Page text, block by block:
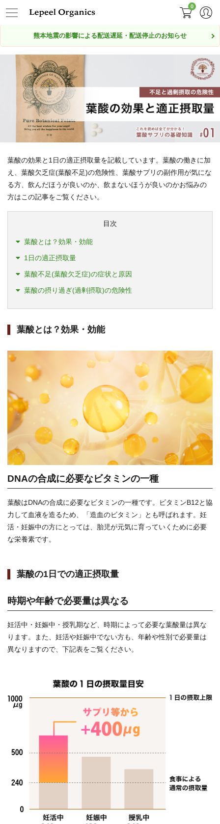
0
熊本地震の影響による配送遅延・配送停止のお知らせ
葉酸の効果と1日の適正摂取量を記載しています。葉酸の働きに加
え、葉酸欠乏症(葉酸不足)の危険性、葉酸サプリの副作用が気にな
る方、飲んだほうが良いのか、飲まないほうが良いのかお悩みの
方はこの記事をご覧ください。
目次
葉酸とは？効果・効能
1日の適正摂取量
葉酸不足(葉酸欠乏症)の症状と原因
葉酸の摂り過ぎ(過剰摂取)の危険性
葉酸とは？効果・効能
DNAの合成に必要なビタミンの一種
葉酸はDNAの合成に必要なビタミンの一種です。ビタミンB12と協
力して血液を造るため、「造血のビタミン」とも呼ばれます。妊
活・妊娠中の方にとっては、胎児が元気に育っていくために必要
な栄養素です。
葉酸の1日での適正摂取量
時期や年齢で必要量は異なる
妊活中・妊娠中・授乳期など、時期によって必要な葉酸量は異な
ります。また、妊活や妊娠中でない方も、年齢や性別で必要量は
異なりますので、下記表をご覧ください。